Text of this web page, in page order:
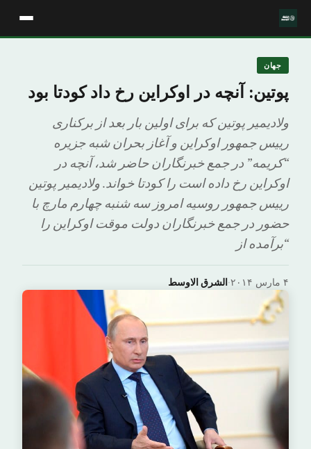
جهان
پوتین: آنچه در اوکراین رخ داد کودتا بود
ولادیمیر پوتین که برای اولین بار بعد از برکناری
رییس جمهور اوکراین و آغاز بحران شبه جزیره
“کریمه” در جمع خبرنگاران حاضر شد، آنچه در
اوکراین رخ داده است را کودتا خواند. ولادیمیر پوتین
رییس جمهور روسیه امروز سه شنبه چهارم مارچ با
حضور در جمع خبرنگاران دولت موقت اوکراین را
“برآمده از
الشرق الاوسط· ۴ مارس ۲۰۱۴